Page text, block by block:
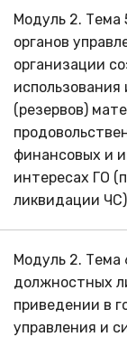
Модуль 2. Тема
органов
организации
использования
(резервов)
финансовых и
интересах ГО
ликвидации ЧС)
Модуль 2. Тема
должностных
приведении в
управления и